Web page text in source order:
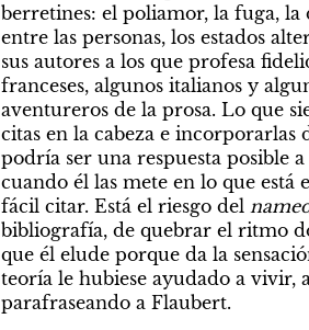
berretines: el poliamor, la fuga,
entre las personas, los estados
sus autores a los que profesa
franceses, algunos italianos y
aventureros de la prosa. Lo que
citas en la cabeza e
podría ser una respuesta posible
cuando él las mete en lo que está
fácil citar. Está el riesgo del
bibliografía, de quebrar el ritmo
que él elude porque da la
teoría le hubiese ayudado a vivir,
parafraseando a Flaubert.